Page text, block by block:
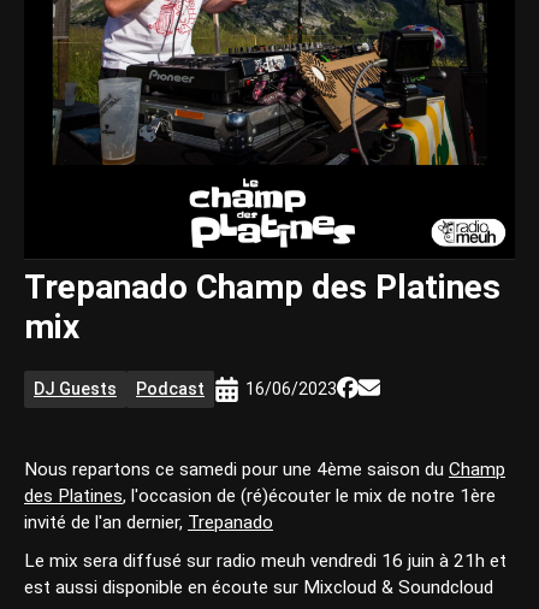
Trepanado Champ des Platines
mix
DJ Guests Podcast 16/06/2023
Nous repartons ce samedi pour une 4ème saison du Champ
des Platines, l'occasion de (ré)écouter le mix de notre 1ère
invité de l'an dernier, Trepanado
Le mix sera diffusé sur radio meuh vendredi 16 juin à 21h et
est aussi disponible en écoute sur Mixcloud & Soundcloud